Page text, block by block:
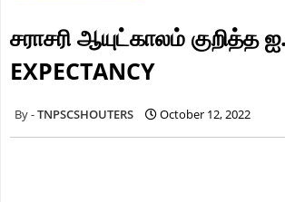
சராசரி ஆயுட்காலம்
EXPECTANCY
TNPSCSHOUTERS October 12, 2022